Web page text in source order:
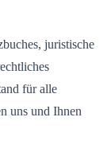
juristische
für alle
uns und Ihnen